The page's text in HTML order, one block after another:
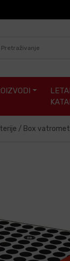
/ Box vatromet